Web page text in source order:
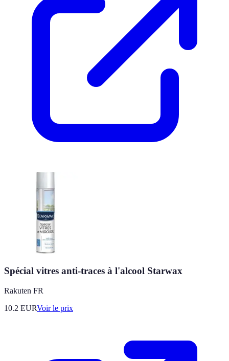
Spécial vitres anti-traces à l'alcool Starwax
Rakuten FR
10.2 EURVoir le prix